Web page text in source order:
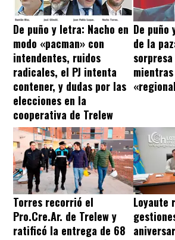
De puño y letra: Nacho en
modo «pacman» con
intendentes, ruidos
radicales, el PJ intenta
contener, y dudas por las
elecciones en la
cooperativa de Trelew
De puño
de la
Torres recorrió el
Pro.Cre.Ar. de Trelew y
ratificó la entrega de 68
Loyaute